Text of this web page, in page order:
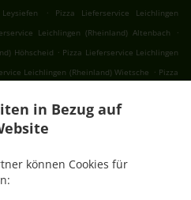
in Bezug auf
können Cookies für
.
Pizza Lieferservice Leichlingen
Leichlingen (Rheinland) Altenbach
.
Höhscheid . Pizza Lieferservice Leichlingen
Leichlingen (Rheinland) Wietsche . Pizza
(Rheinland) Hülstrunk . Pizza Lieferservice
. Pizza Lieferservice Leichlingen (Rheinland)
. Pizza Lieferservice Odenthal Blecher